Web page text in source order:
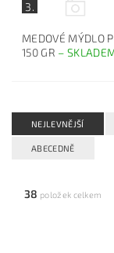
3.
MEDOVÉ MÝDLO
150 GR –
NEJLEVNĚJŠÍ
ABECEDNĚ
38 položek celkem